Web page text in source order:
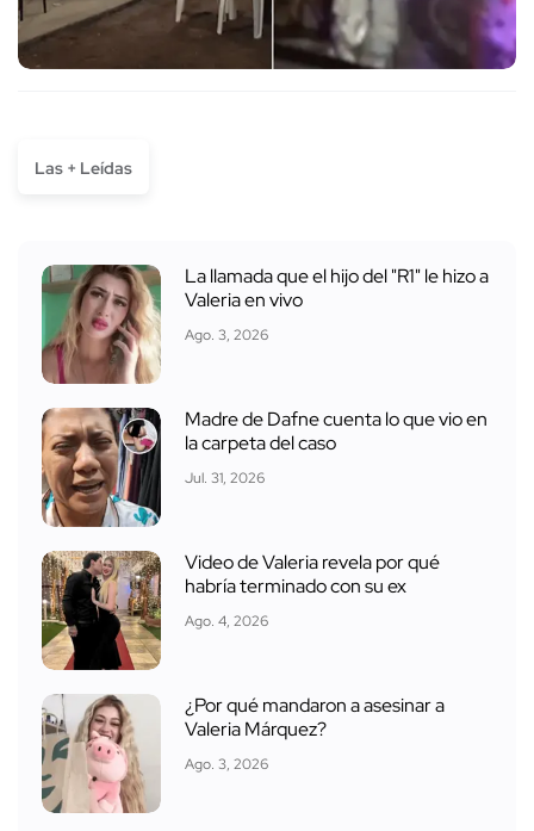
Las + Leídas
La llamada que el hijo del "R1" le hizo a
Valeria en vivo
Ago. 3, 2026
Madre de Dafne cuenta lo que vio en
la carpeta del caso
Jul. 31, 2026
Video de Valeria revela por qué
habría terminado con su ex
Ago. 4, 2026
¿Por qué mandaron a asesinar a
Valeria Márquez?
Ago. 3, 2026